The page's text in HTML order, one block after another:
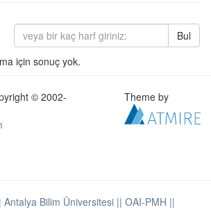
Bul
için sonuç yok.
© 2002-
Theme by
Antalya Bilim Üniversitesi || OAI-PMH ||